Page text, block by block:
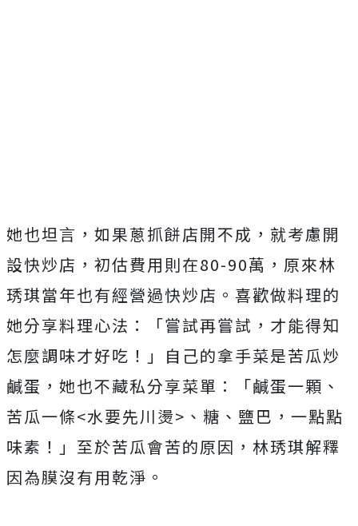
她也坦言，如果蔥抓餅店開不成，就考慮開
設快炒店，初估費用則在80-90萬，原來林
琇琪當年也有經營過快炒店。喜歡做料理的
她分享料理心法：「嘗試再嘗試，才能得知
怎麼調味才好吃！」自己的拿手菜是苦瓜炒
鹹蛋，她也不藏私分享菜單：「鹹蛋一顆、
苦瓜一條<水要先川燙> 、糖、鹽巴，一點點
味素！」至於苦瓜會苦的原因，林琇琪解釋
因為膜沒有用乾淨。